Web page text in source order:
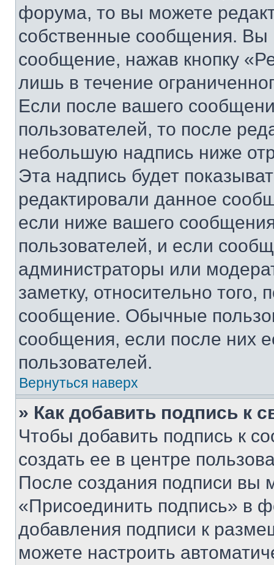
форума, то вы можете
собственные сообщения. Вы
сообщение, нажав кнопку
лишь в течение
Если после вашего
пользователей, то после
небольшую надпись ниже
Эта надпись будет
редактировали данное
если ниже вашего
пользователей, и если
администраторы или
заметку, относительно
сообщение. Обычные
сообщения, если после них
пользователей.
Вернуться наверх
» Как добавить подпись к
Чтобы добавить подпись к
создать ее в центре
После создания подписи вы
«Присоединить подпись» в
добавления подписи к
можете настроить